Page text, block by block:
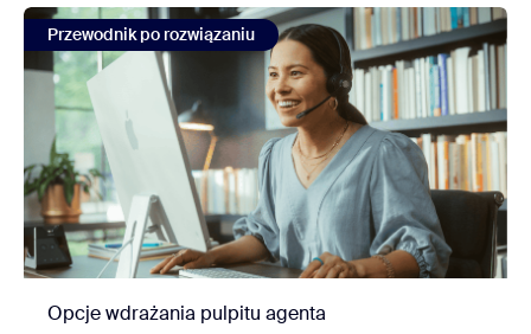
view Opcje wdrażania pulpitu agenta
Przewodnik po rozwiązaniu
Opcje wdrażania pulpitu agenta